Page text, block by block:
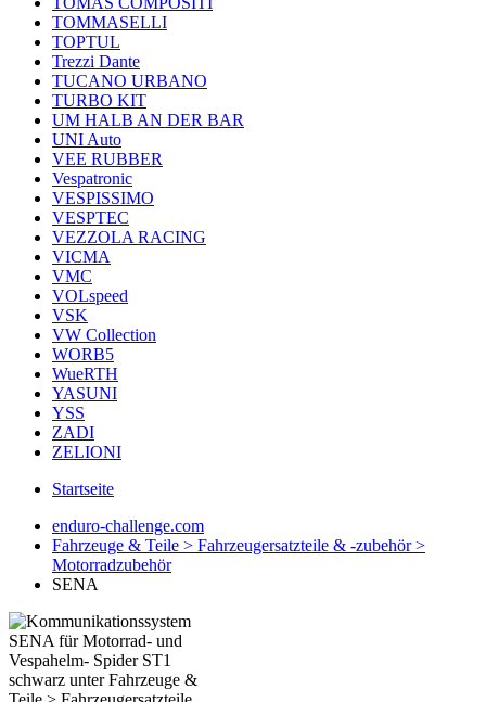
TOMMASELLI
TOPTUL
Trezzi Dante
TUCANO URBANO
TURBO KIT
UM HALB AN DER BAR
UNI Auto
VEE RUBBER
Vespatronic
VESPISSIMO
VESPTEC
VEZZOLA RACING
VICMA
VMC
VOLspeed
VSK
VW Collection
WORB5
WueRTH
YASUNI
YSS
ZADI
ZELIONI
Startseite
enduro-challenge.com
Fahrzeuge & Teile > Fahrzeugersatzteile & -zubehör >
Motorradzubehör
SENA